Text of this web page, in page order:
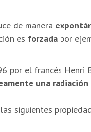
de manera
es forzadapor
por el francés Henri
una
siguientes